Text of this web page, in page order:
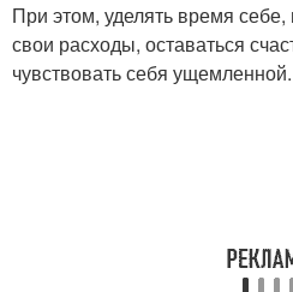
При этом, уделять время
свои расходы, оставаться
чувствовать себя ущемленной.